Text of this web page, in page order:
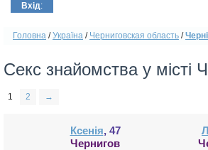
Вхід:
Головна /Україна / Черниговская область /
Секс знайомства у місті
1 2 →
Ксенія, 47
Чернигов